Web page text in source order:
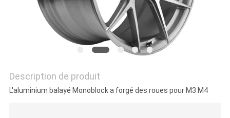
Description de produit
L'aluminium balayé Monoblock a forgé des roues pour M3 M4